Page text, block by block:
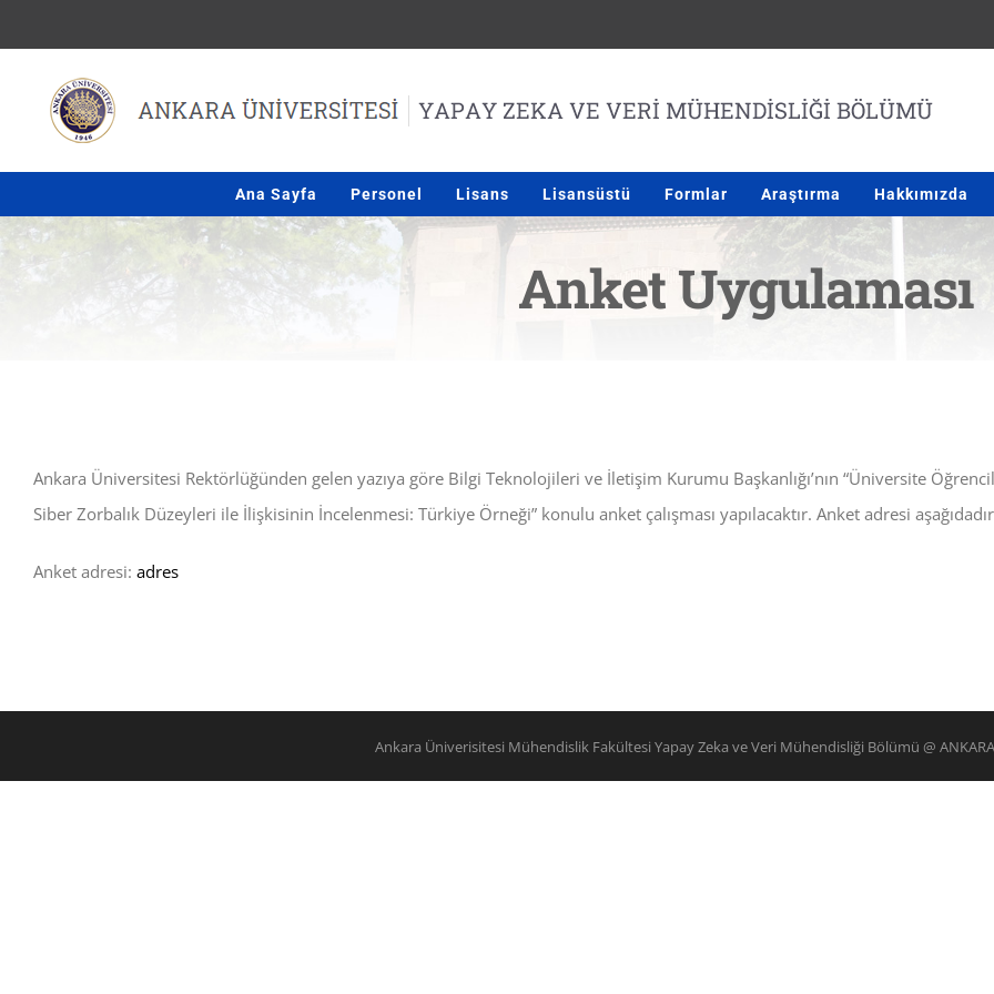
to
content
Ana Sayfa Personel Lisans Lisansüstü Formlar Araştırma Hakkımızda
Anket Uygulaması
Ankara Üniversitesi Rektörlüğünden gelen yazıya göre Bilgi Teknolojileri ve İletişim Kurumu Başkanlığı’nın “Üniversite
Siber Zorbalık Düzeyleri ile İlişkisinin İncelenmesi: Türkiye Örneği” konulu anket çalışması yapılacaktır. Anket adresi
Anket adresi: adres
Ankara Üniverisitesi Mühendislik Fakültesi Yapay Zeka ve Veri Mühendisliği Bölümü @ ANKARA